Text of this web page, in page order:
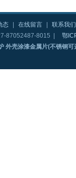
态 在线留言
联系我们
87052487-8015 |
鄂
外壳涂漆金属片(不锈钢